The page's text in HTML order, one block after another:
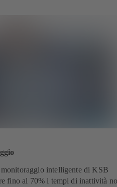
intelligente di KSB
fino al 70% i tempi di inattività